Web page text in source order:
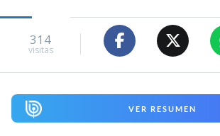
314
visitas
VER RESUMEN